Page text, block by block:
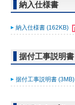
納入仕様書
納入仕様書 (162KB)
据付工事説明書
据付工事説明書 (3MB)